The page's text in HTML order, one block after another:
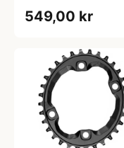
kranksæt
549,00 kr